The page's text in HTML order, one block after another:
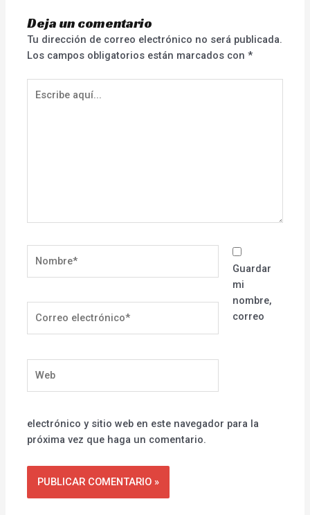
Deja un comentario
Tu dirección de correo electrónico no será publicada.
Los campos obligatorios están marcados con*
aquí...
electrónico*
Guardar
mi
nombre,
correo
electrónico y sitio web en este navegador para la
próxima vez que haga un comentario.